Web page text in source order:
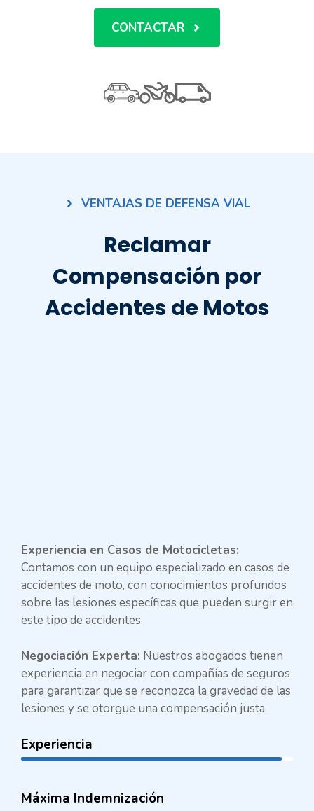
CONTACTAR
VENTAJAS DE DEFENSA VIAL
Reclamar
Compensación por
Accidentes de Motos
Experiencia en Casos de Motocicletas:
Contamos con un equipo especializado en casos de
accidentes de moto, con conocimientos profundos
sobre las lesiones específicas que pueden surgir en
este tipo de accidentes.
Negociación Experta: Nuestros abogados tienen
experiencia en negociar con compañías de seguros
para garantizar que se reconozca la gravedad de las
lesiones y se otorgue una compensación justa.
Experiencia
Máxima Indemnización